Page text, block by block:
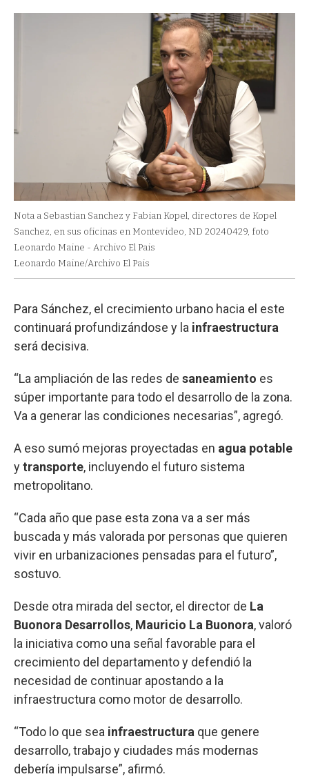
Nota a Sebastian Sanchez y Fabian Kopel, directores de Kopel
Sanchez, en sus oficinas en Montevideo, ND 20240429, foto
Leonardo Maine - Archivo El Pais
Leonardo Maine/Archivo El Pais
Para Sánchez, el crecimiento urbano hacia el este
continuará profundizándose y la infraestructura
será decisiva.
“La ampliación de las redes de saneamiento es
súper importante para todo el desarrollo de la zona.
Va a generar las condiciones necesarias”, agregó.
A eso sumó mejoras proyectadas en agua potable
ytransporte, incluyendo el futuro sistema
metropolitano.
“Cada año que pase esta zona va a ser más
buscada y más valorada por personas que quieren
vivir en urbanizaciones pensadas para el futuro”,
sostuvo.
Desde otra mirada del sector, el director de La
Buonora Desarrollos, Mauricio La Buonora, valoró
la iniciativa como una señal favorable para el
crecimiento del departamento y defendió la
necesidad de continuar apostando a la
infraestructura como motor de desarrollo.
“Todo lo que sea infraestructura que genere
desarrollo, trabajo y ciudades más modernas
debería impulsarse”, afirmó.